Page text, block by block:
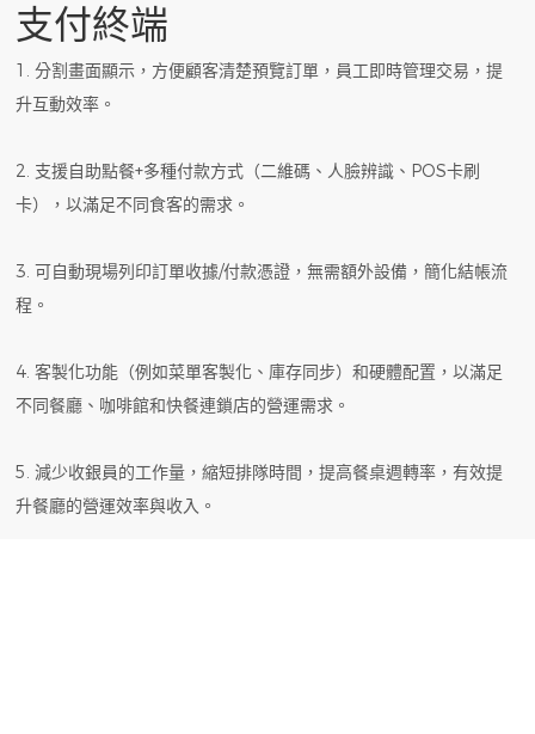
支付終端
1. 分割畫面顯示，方便顧客清楚預覽訂單，員工即時管理交易，提
升互動效率。
2. 支援自助點餐+多種付款方式（二維碼、人臉辨識、POS卡刷
卡），以滿足不同食客的需求。
3. 可自動現場列印訂單收據/付款憑證，無需額外設備，簡化結帳流
程。
4. 客製化功能（例如菜單客製化、庫存同步）和硬體配置，以滿足
不同餐廳、咖啡館和快餐連鎖店的營運需求。
5. 減少收銀員的工作量，縮短排隊時間，提高餐桌週轉率，有效提
升餐廳的營運效率與收入。